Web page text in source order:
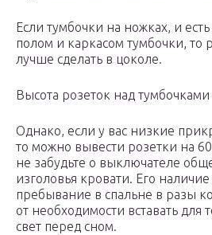
Если тумбочки на ножках, и
полом и каркасом тумбочки, то
лучше сделать в цоколе.
Высота розеток над
Однако, если у вас низкие
то можно вывести розетки на
не забудьте о выключателе
изголовья кровати. Его
пребывание в спальне в разы
от необходимости вставать для
свет перед сном.